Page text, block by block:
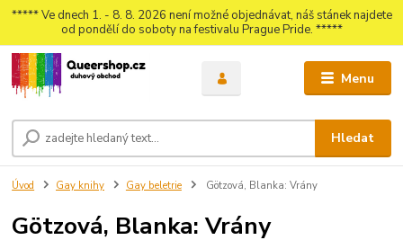
***** Ve dnech 1. - 8. 8. 2026 není možné objednávat, náš stánek najdete
od pondělí do soboty na festivalu Prague Pride. *****
Menu
Hledat
Úvod Gay knihy Gay beletrie Götzová, Blanka: Vrány
Götzová, Blanka: Vrány